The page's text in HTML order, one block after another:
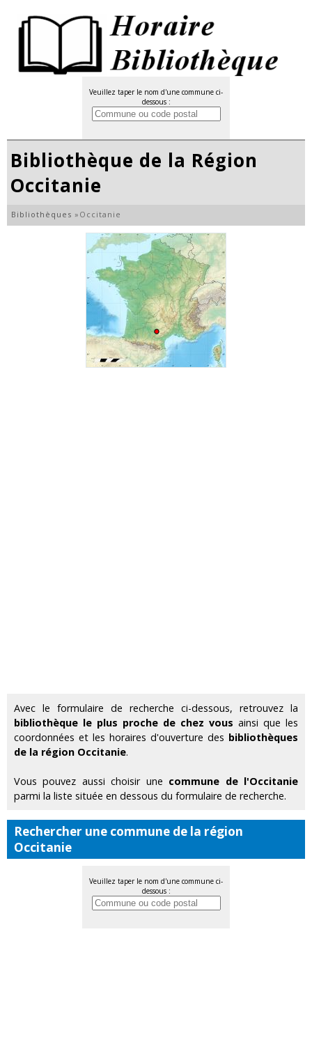
Veuillez taper le nom d'une commune ci-
dessous :
Bibliothèque de la Région
Occitanie
Bibliothèques » Occitanie
Avec le formulaire de recherche ci-dessous, retrouvez la
bibliothèque le plus proche de chez vous ainsi que les
coordonnées et les horaires d'ouverture des bibliothèques
de la région Occitanie.
Vous pouvez aussi choisir une commune de l'Occitanie
parmi la liste située en dessous du formulaire de recherche.
Rechercher une commune de la région
Occitanie
Veuillez taper le nom d'une commune ci-
dessous :